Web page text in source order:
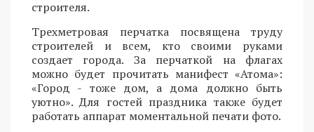
строителя.
Трехметровая перчатка посвящена труду
строителей и всем, кто своими руками
создает города. За перчаткой на флагах
можно будет прочитать манифест «Атома»:
«Город - тоже дом, а дома должно быть
уютно». Для гостей праздника также будет
работать аппарат моментальной печати фото.